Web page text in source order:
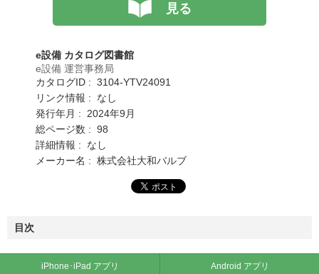
見る
e設備 カタログ図書館
e設備 運営事務局
カタログID : 3104-YTV24091
リンク情報 : なし
発行年月 : 2024年9月
総ページ数 : 98
詳細情報 : なし
メーカー名 : 株式会社大和バルブ
目次
iPhone･iPad アプリ Android アプリ